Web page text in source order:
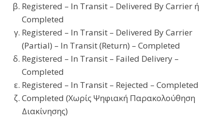
Registered – In Transit – Delivered By Carrier ή
Completed
Registered – In Transit – Delivered By Carrier
(Partial) – In Transit (Return) – Completed
Registered – In Transit – Failed Delivery –
Completed
Registered – In Transit – Rejected – Completed
Completed (Χωρίς Ψηφιακή Παρακολούθηση
Διακίνησης)